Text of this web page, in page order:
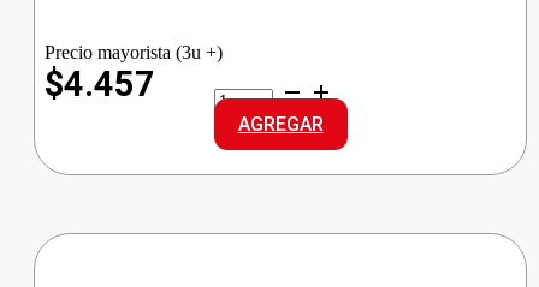
Precio mayorista (3u +)
$4.457
CAPRI
FERNET
cantidad
AGREGAR